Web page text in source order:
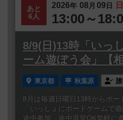
あと
6人
2026年 08 月 09日 日
13:00～
8/9(日)13時「いっ
ーム遊ぼう会」【相
東京都 秋葉原
8月は毎週日曜日13時からボー
「いっしょにボードゲームで
途中参加、途中退室OK気軽に